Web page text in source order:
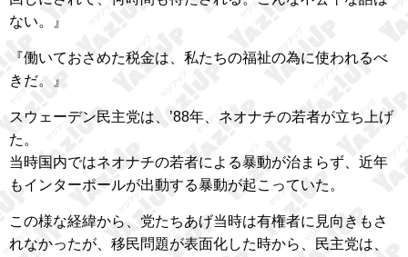
ない。』
『働いておさめた税金は、私たちの福祉の為に使われるべ
きだ。』
スウェーデン民主党は、’88年、ネオナチの若者が立ち上げ
た。
当時国内ではネオナチの若者による暴動が治まらず、近年
もインターポールが出動する暴動が起こっていた。
この様な経緯から、党たちあげ当時は有権者に見向きもさ
れなかったが、移民問題が表面化した時から、民主党は、